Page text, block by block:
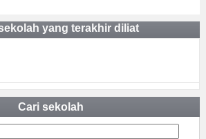
yang terakhir diliat
Cari sekolah